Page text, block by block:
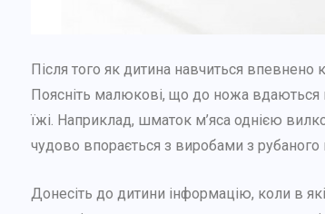
Після того як дитина навчиться
Поясніть малюкові, що до ножа вдаються
їжі. Наприклад, шматок м’яса однією
чудово впорається з виробами з рубаного
Донесіть до дитини інформацію, коли в